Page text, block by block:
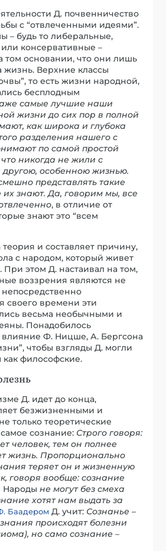
Д. почвенничество
с “отвлеченными идеями”.
– будь то либеральные,
консервативные –
том основании, что они лишь
жизнь. Верхние классы
то есть жизни народной,
бесплодным
самые лучшие наши
жизни до сих пор в полной
как широка и глубока
разделения нашего с
по самой простой
никогда не жили с
особенною жизнью.
представлять такие
их знают. Да, говорим мы, все
, в отличие от
знают это “всем
и составляет причину,
с народом, который живет
этом Д. настаивал на том,
воззрения являются не
времени эти
весьма необычными и
Понадобилось
влияние Ф. Ницше, А. Бергсона
чтобы взгляды Д. могли
философские.
Д. идет до конца,
безжизненными и
только теоретические
сознание: Строго говоря:
человек, тем он полнее
жизнь. Пропорционально
теряет он и жизненную
говоря вообще: сознание
Народыне могут без смеха
хотят нам выдать за
Баадером Д. учит: Сознанье –
происходят болезни
но само сознание –